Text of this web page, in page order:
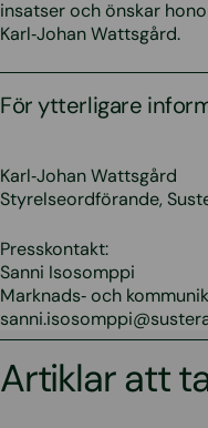
insatser och önskar
Karl‑Johan Wattsgård.
För ytterligare
Karl‑Johan Wattsgård
Styrelseordförande,
Presskontakt:
Sanni Isosomppi
Marknads‑ och
Artiklar att